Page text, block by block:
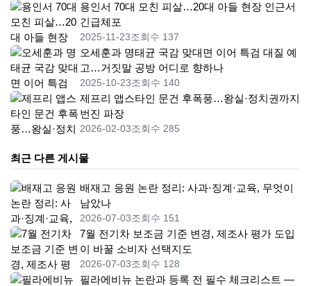
용인서 70대 모친 피살…20대 아들 현장 인근서
긴급체포
2025-11-23조회수 137
오세훈과 명태균 국감 맞대면 이어 특검 대질 예
고…거짓말 공방 어디로 향하나
2025-10-23조회수 140
제프리 앱스타인 문건 후폭풍…왕실·정치권까지
번진 파장
2026-02-03조회수 285
최근 다른 게시물
배재고 응원 논란 정리: 사과·징계·교육, 무엇이
남았나
2026-07-03조회수 151
7월 전기차 보조금 기준 변경, 제조사 평가 도입
이 바꿀 소비자 선택지도
2026-07-03조회수 128
필라에비뉴 논란과 등록 전 필수 체크리스트 —